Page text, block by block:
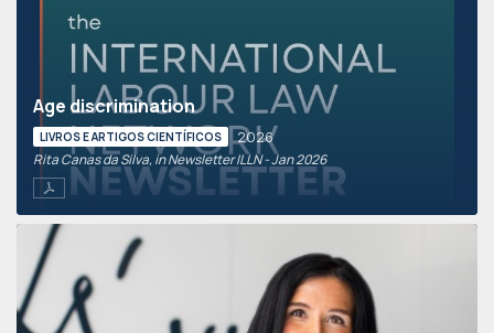
Age discrimination
LIVROS E ARTIGOS CIENTÍFICOS 2026
Rita Canas da Silva, in Newsletter ILLN - Jan 2026